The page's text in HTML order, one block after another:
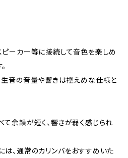
ーカー等に接続して音色を楽しめ
生音の音量や響きは控えめな仕様と
余韻が短く、響きが弱く感じられ
、通常のカリンバをおすすめいた